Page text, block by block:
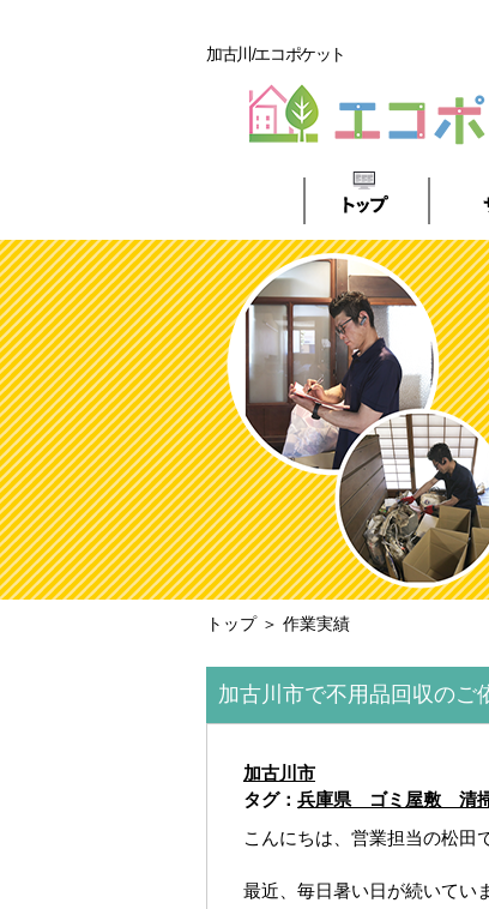
加古川/エコポケット
トップ＞ 作業実績
加古川市で不用品回収のご
加古川市
タグ： 兵庫県 ゴミ屋敷 清
こんにちは、営業担当の松田
最近、毎日暑い日が続いてい